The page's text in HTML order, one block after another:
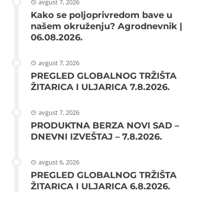
avgust 7, 2026
Kako se poljoprivredom bave u
našem okruženju? Agrodnevnik |
06.08.2026.
avgust 7, 2026
PREGLED GLOBALNOG TRŽIŠTA
ŽITARICA I ULJARICA 7.8.2026.
avgust 7, 2026
PRODUKTNA BERZA NOVI SAD –
DNEVNI IZVEŠTAJ – 7.8.2026.
avgust 6, 2026
PREGLED GLOBALNOG TRŽIŠTA
ŽITARICA I ULJARICA 6.8.2026.